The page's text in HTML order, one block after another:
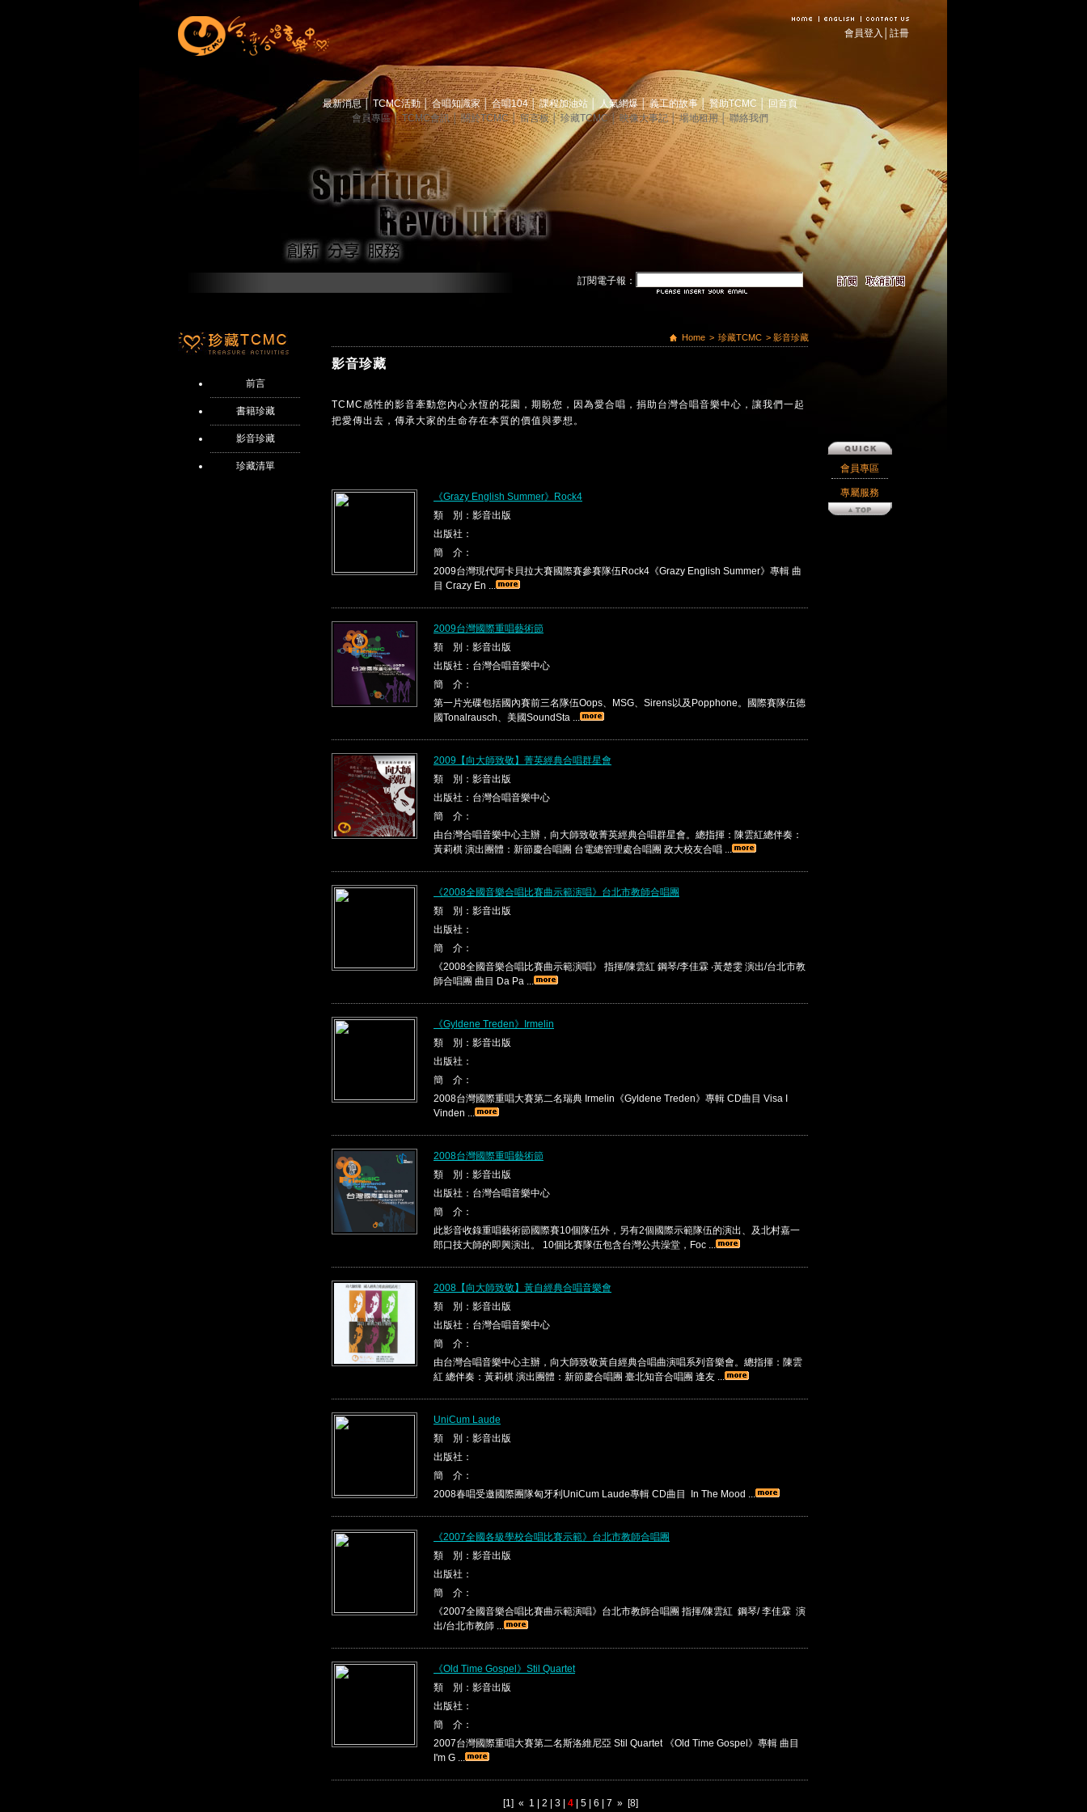
註冊
會員登入
最新消息 TCMC活動│ 合唱知識家│ 合唱104│ 課程加油站 人氣網爆│ 義工的故事 │ 贊助TCMC │ 回首頁
會員專區│ TCMC會訊│ 關於TCMC│ 留言板│ 珍藏TCMC│ 映像大事記│ 場地租用│ 聯絡我們
訂閱電子報：
前言
書籍珍藏
影音珍藏
珍藏清單
Home > 珍藏TCMC > 影音珍藏
影音珍藏
TCMC感性的影音牽動您內心永恆的花園，期盼您，因為愛合唱，捐助台灣合唱音樂中心，讓我們一起
把愛傳出去，傳承大家的生命存在本質的價值與夢想。
《Grazy English Summer》Rock4
類 別：影音出版
出版社：
簡 介：
2009台灣現代阿卡貝拉大賽國際賽參賽隊伍Rock4《Grazy English Summer》專輯 曲
目 Crazy En ...
2009台灣國際重唱藝術節
類 別：影音出版
出版社：台灣合唱音樂中心
簡 介：
第一片光碟包括國內賽前三名隊伍Oops、MSG、Sirens以及Popphone。國際賽隊伍德
國Tonalrausch、美國SoundSta ...
2009【向大師致敬】菁英經典合唱群星會
類 別：影音出版
出版社：台灣合唱音樂中心
簡 介：
由台灣合唱音樂中心主辦，向大師致敬菁英經典合唱群星會。總指揮：陳雲紅總伴奏：
黃莉棋 演出團體：新節慶合唱團 台電總管理處合唱團 政大校友合唱 ...
《2008全國音樂合唱比賽曲示範演唱》台北市教師合唱團
類 別：影音出版
出版社：
簡 介：
《2008全國音樂合唱比賽曲示範演唱》 指揮/陳雲紅 鋼琴/李佳霖 ‧黃楚雯 演出/台北市教
師合唱團 曲目 Da Pa ...
《Gyldene Treden》Irmelin
類 別：影音出版
出版社：
簡 介：
2008台灣國際重唱大賽第二名瑞典 Irmelin《Gyldene Treden》專輯 CD曲目 Visa I
Vinden ...
2008台灣國際重唱藝術節
類 別：影音出版
出版社：台灣合唱音樂中心
簡 介：
此影音收錄重唱藝術節國際賽10個隊伍外，另有2個國際示範隊伍的演出、及北村嘉一
郎口技大師的即興演出。 10個比賽隊伍包含台灣公共澡堂，Foc ...
2008【向大師致敬】黃自經典合唱音樂會
類 別：影音出版
出版社：台灣合唱音樂中心
簡 介：
由台灣合唱音樂中心主辦，向大師致敬黃自經典合唱曲演唱系列音樂會。總指揮：陳雲
紅 總伴奏：黃莉棋 演出團體：新節慶合唱團 臺北知音合唱團 逢友 ...
UniCum Laude
類 別：影音出版
出版社：
簡 介：
2008春唱受邀國際團隊匈牙利UniCum Laude專輯 CD曲目 In The Mood ...
《2007全國各級學校合唱比賽示範》台北市教師合唱團
類 別：影音出版
出版社：
簡 介：
《2007全國音樂合唱比賽曲示範演唱》台北市教師合唱團 指揮/陳雲紅 鋼琴/ 李佳霖 演
出/台北市教師 ...
《Old Time Gospel》Stil Quartet
類 別：影音出版
出版社：
簡 介：
2007台灣國際重唱大賽第二名斯洛維尼亞 Stil Quartet 《Old Time Gospel》專輯 曲目
I'm G ...
[1] « 1 | 2 | 3| 4| 5| 6 | 7 » [8]
會員專區
專屬服務